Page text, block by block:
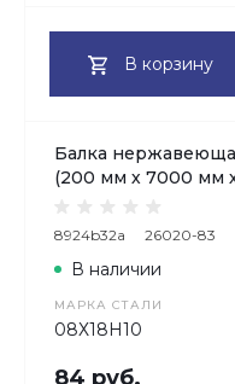
В корзину
Балка
(200 мм х 7000 мм
8924b32a 26020-83
МАРКА СТАЛИ
08Х18H10
В наличии
84 руб.